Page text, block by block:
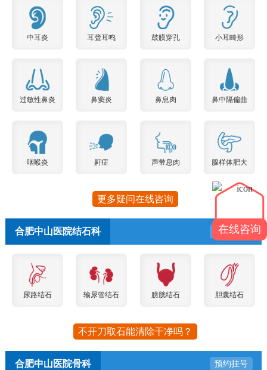
中耳炎 耳聋耳鸣 鼓膜穿孔 小耳畸形
过敏性鼻炎 鼻窦炎 鼻息肉 鼻中隔偏曲
咽喉炎 鼾症 声带息肉 腺样体肥大
更多疑问在线咨询
合肥中山医院结石科 预约挂号
尿路结石 输尿管结石 膀胱结石 胆囊结石
不开刀取石能清除干净吗？
合肥中山医院骨科 预约挂号
在线咨询